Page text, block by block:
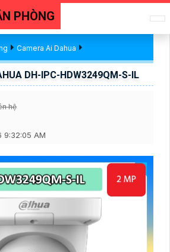
PHÒNG
Camera Ai Dahua
DH-IPC-HDW3249QM-S-IL
hệ
9:32:05 AM